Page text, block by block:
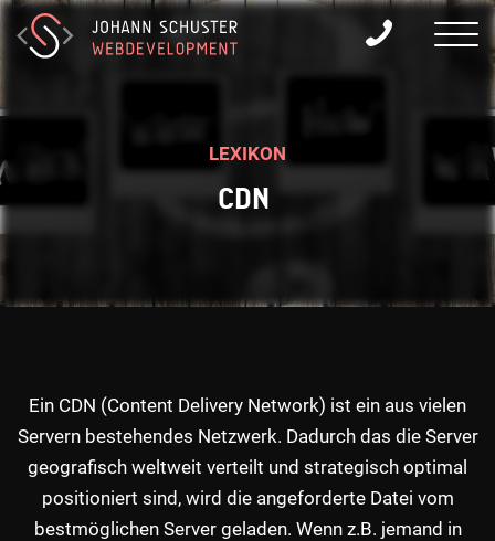
LEXIKON
C D N
Ein CDN (Content Delivery Network) ist ein aus vielen
Servern bestehendes Netzwerk. Dadurch das die Server
geografisch weltweit verteilt und strategisch optimal
positioniert sind, wird die angeforderte Datei vom
bestmöglichen Server geladen. Wenn z.B. jemand in